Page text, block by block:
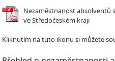
Nezaměstnanost absolventů
ve Středočeském kraji
Kliknutím na tuto ikonu si můžete